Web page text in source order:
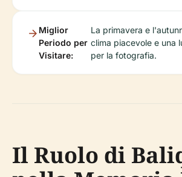
Miglior
Periodo per
Visitare:
La primavera e
clima piacevole e una
per la fotografia.
Il Ruolo di